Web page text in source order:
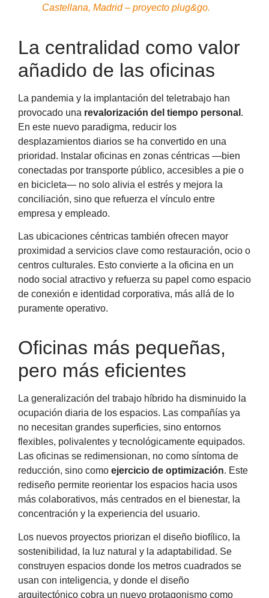
Castellana, Madrid – proyecto plug&go.
La centralidad como valor
añadido de las oficinas
La pandemia y la implantación del teletrabajo han
provocado una revalorización del tiempo personal .
En este nuevo paradigma, reducir los
desplazamientos diarios se ha convertido en una
prioridad. Instalar oficinas en zonas céntricas —bien
conectadas por transporte público, accesibles a pie o
en bicicleta— no solo alivia el estrés y mejora la
conciliación, sino que refuerza el vínculo entre
empresa y empleado.
Las ubicaciones céntricas también ofrecen mayor
proximidad a servicios clave como restauración, ocio o
centros culturales. Esto convierte a la oficina en un
nodo social atractivo y refuerza su papel como espacio
de conexión e identidad corporativa, más allá de lo
puramente operativo.
Oficinas más pequeñas,
pero más eficientes
La generalización del trabajo híbrido ha disminuido la
ocupación diaria de los espacios. Las compañías ya
no necesitan grandes superficies, sino entornos
flexibles, polivalentes y tecnológicamente equipados.
Las oficinas se redimensionan, no como síntoma de
reducción, sino como ejercicio de optimización. Este
rediseño permite reorientar los espacios hacia usos
más colaborativos, más centrados en el bienestar, la
concentración y la experiencia del usuario.
Los nuevos proyectos priorizan el diseño biofílico, la
sostenibilidad, la luz natural y la adaptabilidad. Se
construyen espacios donde los metros cuadrados se
usan con inteligencia, y donde el diseño
arquitectónico cobra un nuevo protagonismo como